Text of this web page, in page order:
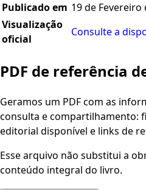
Publicado em 19 de Fevereiro
Visualização
oficial
Consulte a
PDF de referência
Geramos um PDF com as
consulta e compartilhamento:
editorial disponível e links de
Esse arquivo não substitui a
conteúdo integral do livro.